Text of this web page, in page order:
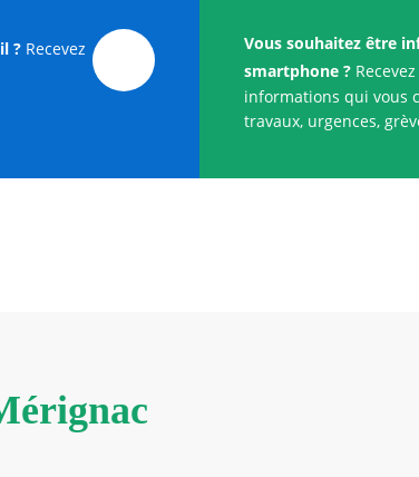
?Recevez
Vous souhaitez être
smartphone ?
informations qui vous
travaux, urgences,